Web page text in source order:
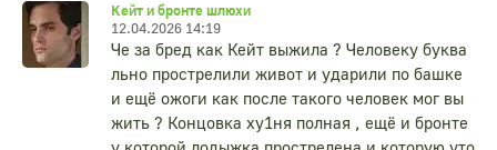
Кейт и бронте шлюхи
12.04.2026 14:19
Че за бред как Кейт выжила ? Человеку буква
льно прострелили живот и ударили по башке
и ещё ожоги как после такого человек мог вы
жить ? Концовка ху1ня полная , ещё и бронте